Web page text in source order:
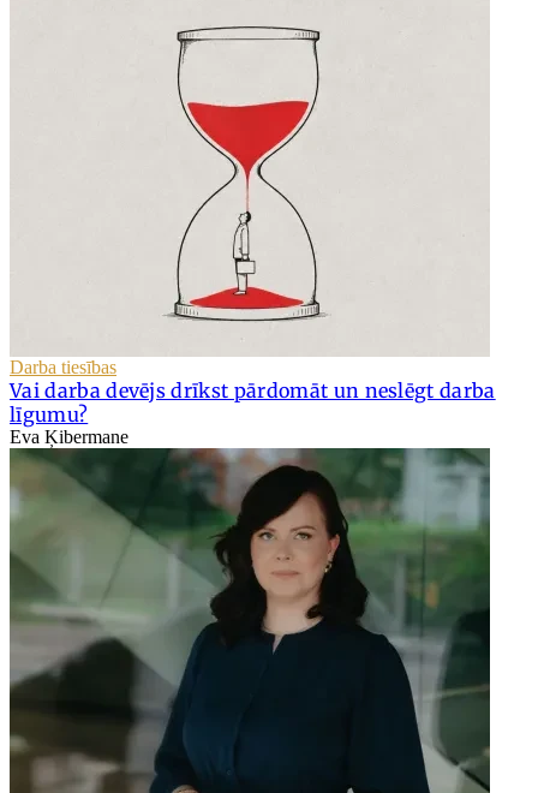
Darba tiesības
Vai darba devējs drīkst pārdomāt un neslēgt darba
līgumu?
Eva Ķibermane